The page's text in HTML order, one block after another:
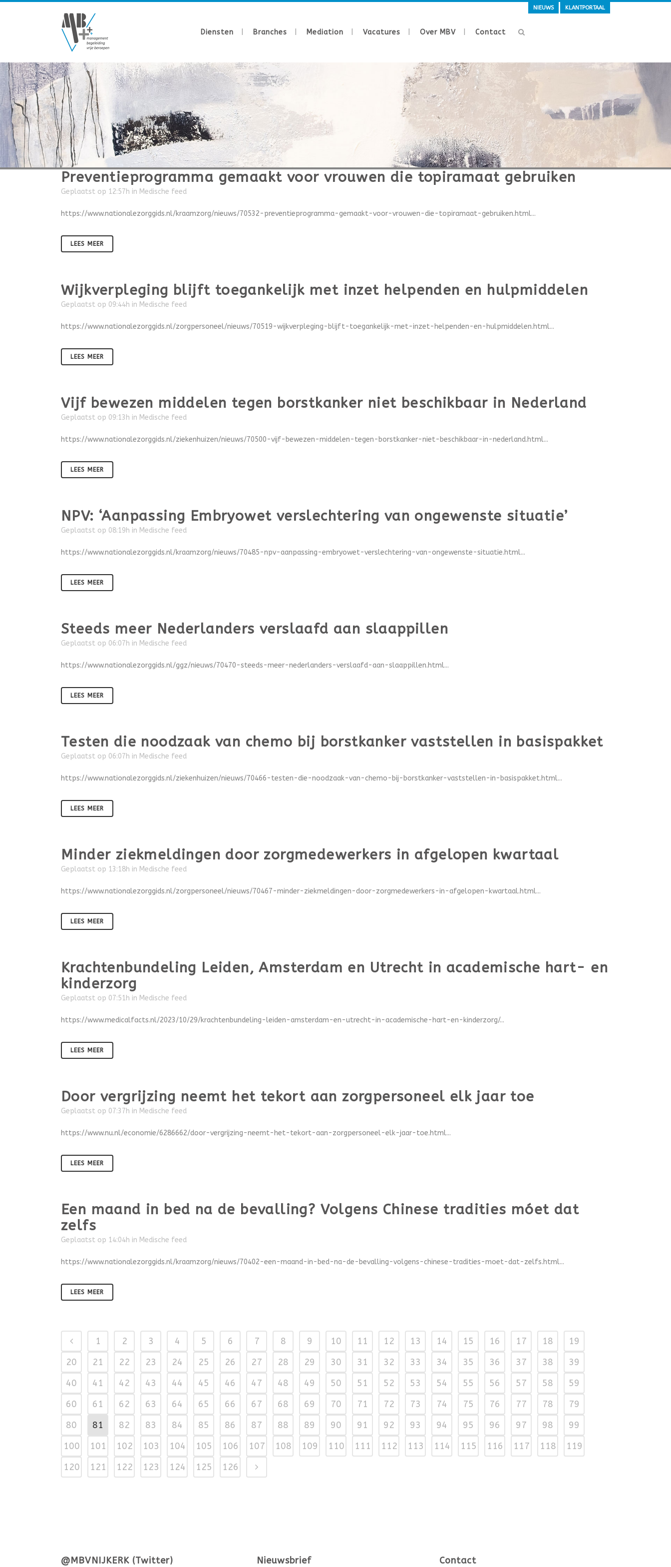
NIEUWS KLANTPORTAAL
Diensten Branches Mediation Vacatures Over MBV Contact
Preventieprogramma gemaakt voor vrouwen die topiramaat gebruiken
Geplaatst op 12:57h in Medische feed
https://www.nationalezorggids.nl/kraamzorg/nieuws/70532-preventieprogramma-gemaakt-voor-vrouwen-die-topiramaat-gebruiken.html...
LEES MEER
Wijkverpleging blijft toegankelijk met inzet helpenden en hulpmiddelen
Geplaatst op 09:44h in Medische feed
https://www.nationalezorggids.nl/zorgpersoneel/nieuws/70519-wijkverpleging-blijft-toegankelijk-met-inzet-helpenden-en-hulpmiddelen.html...
LEES MEER
Vijf bewezen middelen tegen borstkanker niet beschikbaar in Nederland
Geplaatst op 09:13h in Medische feed
https://www.nationalezorggids.nl/ziekenhuizen/nieuws/70500-vijf-bewezen-middelen-tegen-borstkanker-niet-beschikbaar-in-nederland.html...
LEES MEER
NPV: ‘Aanpassing Embryowet verslechtering van ongewenste situatie’
Geplaatst op 08:19h in Medische feed
https://www.nationalezorggids.nl/kraamzorg/nieuws/70485-npv-aanpassing-embryowet-verslechtering-van-ongewenste-situatie.html...
LEES MEER
Steeds meer Nederlanders verslaafd aan slaappillen
Geplaatst op 06:07h in Medische feed
https://www.nationalezorggids.nl/ggz/nieuws/70470-steeds-meer-nederlanders-verslaafd-aan-slaappillen.html...
LEES MEER
Testen die noodzaak van chemo bij borstkanker vaststellen in basispakket
Geplaatst op 06:07h in Medische feed
https://www.nationalezorggids.nl/ziekenhuizen/nieuws/70466-testen-die-noodzaak-van-chemo-bij-borstkanker-vaststellen-in-basispakket.html...
LEES MEER
Minder ziekmeldingen door zorgmedewerkers in afgelopen kwartaal
Geplaatst op 13:18h in Medische feed
https://www.nationalezorggids.nl/zorgpersoneel/nieuws/70467-minder-ziekmeldingen-door-zorgmedewerkers-in-afgelopen-kwartaal.html...
LEES MEER
Krachtenbundeling Leiden, Amsterdam en Utrecht in academische hart- en
kinderzorg
Geplaatst op 07:51h in Medische feed
https://www.medicalfacts.nl/2023/10/29/krachtenbundeling-leiden-amsterdam-en-utrecht-in-academische-hart-en-kinderzorg/...
LEES MEER
Door vergrijzing neemt het tekort aan zorgpersoneel elk jaar toe
Geplaatst op 07:37h in Medische feed
https://www.nu.nl/economie/6286662/door-vergrijzing-neemt-het-tekort-aan-zorgpersoneel-elk-jaar-toe.html...
LEES MEER
Een maand in bed na de bevalling? Volgens Chinese tradities móet dat
zelfs
Geplaatst op 14:04h in Medische feed
https://www.nationalezorggids.nl/kraamzorg/nieuws/70402-een-maand-in-bed-na-de-bevalling-volgens-chinese-tradities-moet-dat-zelfs.html...
LEES MEER
1 2 3 4 5 6 7 8 9 10 11 12 13 14 15 16 17 18
19
20
21 22 23 24 25 26 27 28 29 30 31 32 33 34 35 36 37 38
39
40
41 42 43 44 45 46 47 48 49 50 51 52 53 54 55 56 57 58
59
60
61 62 63 64 65 66 67 68 69 70 71 72 73 74 75 76 77 78
79
80
81 82 83 84 85 86 87 88 89 90 91 92 93 94 95 96 97 98
99
100
101 102 103 104 105 106 107 108 109 110 111 112 113 114 115 116 117 118
119
120
121 122 123 124 125 126
@MBVNIJKERK (Twitter) Nieuwsbrief Contact